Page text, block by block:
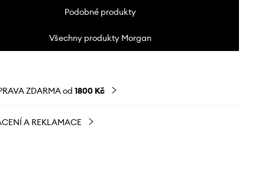
Podobné produkty
Všechny produkty Morgan
ZDARMA od 1800 Kč
A REKLAMACE